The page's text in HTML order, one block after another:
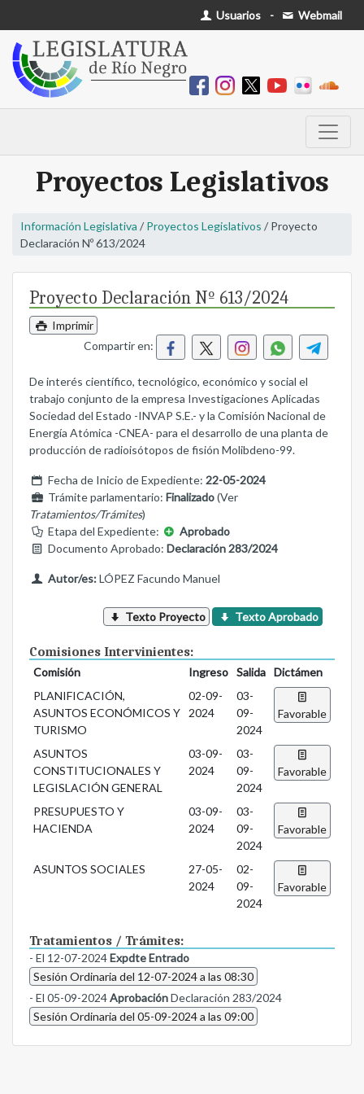
Usuarios - Webmail
Proyectos Legislativos
Información Legislativa / Proyectos Legislativos / Proyecto
Declaración Nº 613/2024
Proyecto Declaración Nº 613/2024
Imprimir
Compartir en:
De interés científico, tecnológico, económico y social el
trabajo conjunto de la empresa Investigaciones Aplicadas
Sociedad del Estado -INVAP S.E.- y la Comisión Nacional de
Energía Atómica -CNEA- para el desarrollo de una planta de
producción de radioisótopos de fisión Molibdeno-99.
Fecha de Inicio de Expediente: 22-05-2024
Trámite parlamentario: Finalizado(Ver
Tratamientos/Trámites)
Etapa del Expediente:
Aprobado
Documento Aprobado: Declaración 283/2024
Autor/es:LÓPEZ Facundo Manuel
Texto Proyecto Texto Aprobado
Comisiones Intervinientes:
Comisión Ingreso Salida
Dictámen
PLANIFICACIÓN,
ASUNTOS ECONÓMICOS Y
TURISMO
02-09-
2024
03-
09-
2024
Favorable
ASUNTOS
CONSTITUCIONALES Y
LEGISLACIÓN GENERAL
03-09-
2024
03-
09-
2024
Favorable
PRESUPUESTO Y
HACIENDA
03-09-
2024
03-
09-
2024
Favorable
ASUNTOS SOCIALES
27-05-
2024
02-
09-
2024
Favorable
Tratamientos / Trámites:
- El 12-07-2024Expdte Entrado
Sesión Ordinaria del 12-07-2024 a las 08:30
- El 05-09-2024AprobaciónDeclaración 283/2024
Sesión Ordinaria del 05-09-2024 a las 09:00